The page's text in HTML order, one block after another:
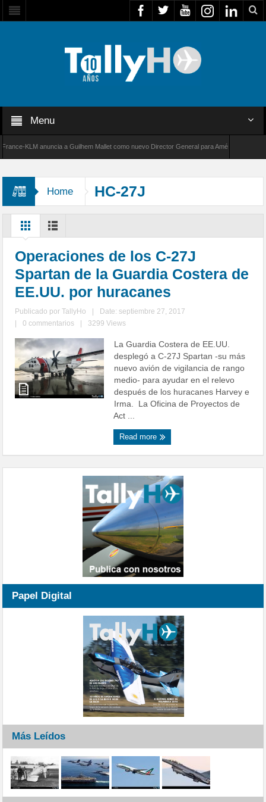
Menu
KLM anuncia a Guilhem Mallet como nuevo Director General para América Latina
Home HC-27J
Operaciones de los C-27J
Spartan de la Guardia Costera de
EE.UU. por huracanes
Publicado porTallyHo
Date: septiembre 27, 2017
0 commentarios 3299 Views
La Guardia Costera de EE.UU.
desplegó a C-27J Spartan -su más
nuevo avión de vigilancia de rango
medio- para ayudar en el relevo
después de los huracanes Harvey e
Irma. La Oficina de Proyectos de
Act ...
Read more
Papel Digital
Más Leídos